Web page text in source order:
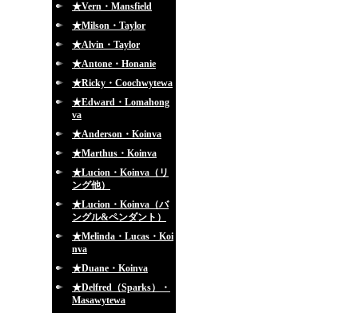
★Vern・Mansfield
★Milson・Taylor
★Alvin・Taylor
★Antone・Honanie
★Ricky・Coochwytewa
★Edward・Lomahong
va
★Anderson・Koinva
★Marthus・Koinva
★Lucion・Koinva（リ
ング他）
★Lucion・Koinva（バ
ングル&ペンダント）
★Melinda・Lucas・Koi
nva
★Duane・Koinva
★Delfred（Sparks）・
Masawytewa